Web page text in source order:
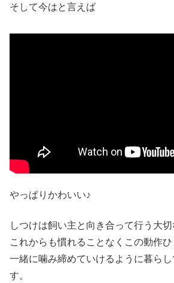
そして今はと言えば
やっぱりかわいい♪
しつけは飼い主と向き合って行う大
これからも慣れることなくこの動作
一緒に噛み締めていけるように暮ら
す。